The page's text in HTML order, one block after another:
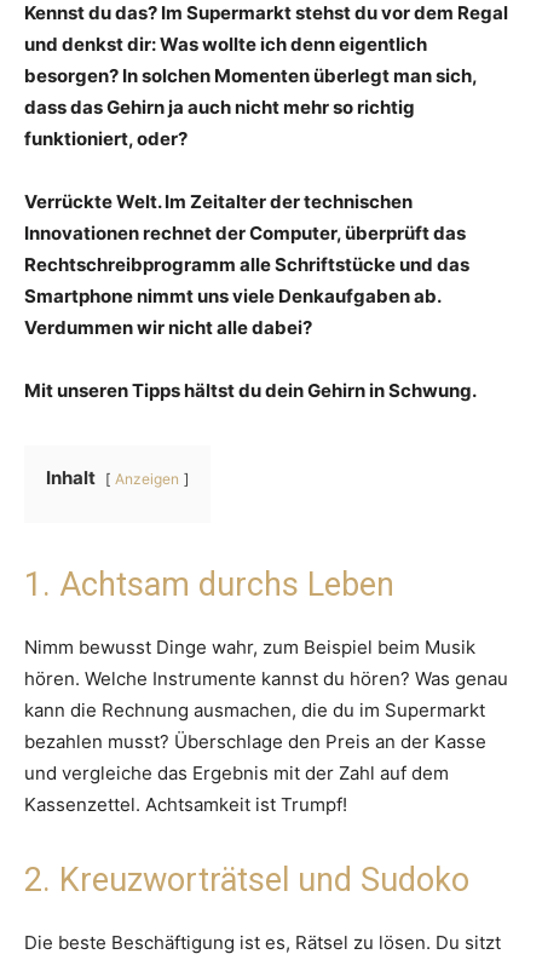
Kennst du das? Im Supermarkt stehst du vor dem Regal
und denkst dir: Was wollte ich denn eigentlich
besorgen? In solchen Momenten überlegt man sich,
dass das Gehirn ja auch nicht mehr so richtig
funktioniert, oder?
Verrückte Welt. Im Zeitalter der technischen
Innovationen rechnet der Computer, überprüft das
Rechtschreibprogramm alle Schriftstücke und das
Smartphone nimmt uns viele Denkaufgaben ab.
Verdummen wir nicht alle dabei?
Mit unseren Tipps hältst du dein Gehirn in Schwung.
Inhalt Anzeigen
1. Achtsam durchs Leben
Nimm bewusst Dinge wahr, zum Beispiel beim Musik
hören. Welche Instrumente kannst du hören? Was genau
kann die Rechnung ausmachen, die du im Supermarkt
bezahlen musst? Überschlage den Preis an der Kasse
und vergleiche das Ergebnis mit der Zahl auf dem
Kassenzettel. Achtsamkeit ist Trumpf!
2. Kreuzworträtsel und Sudoko
Die beste Beschäftigung ist es, Rätsel zu lösen. Du sitzt